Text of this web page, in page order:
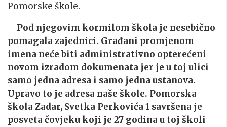
Pomorske škole.
– Pod njegovim kormilom škola je nesebično
pomagala zajednici. Građani promjenom
imena neće biti administrativno opterećeni
novom izradom dokumenata jer je u toj ulici
samo jedna adresa i samo jedna ustanova.
Upravo to je adresa naše škole. Pomorska
škola Zadar, Svetka Perkovića 1 savršena je
posveta čovjeku koji je 27 godina u toj školi